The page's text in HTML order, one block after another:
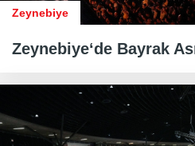
Zeynebiye
Zeynebiye‘de Bayrak